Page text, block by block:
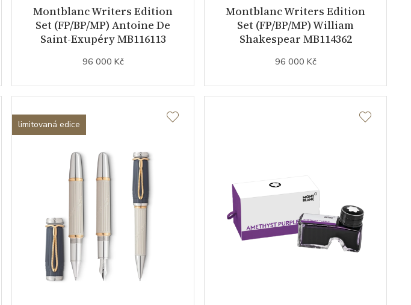
Montblanc Writers Edition
Set (FP/BP/MP) Antoine De
Saint-Exupéry MB116113
96 000 Kč
Montblanc Writers Edition
Set (FP/BP/MP) William
Shakespear MB114362
96 000 Kč
limitovaná edice